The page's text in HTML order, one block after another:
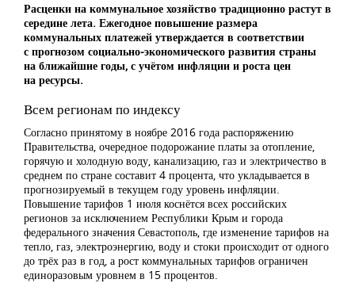
Расценки на коммунальное хозяйство традиционно растут в
середине лета. Ежегодное повышение размера
коммунальных платежей утверждается в соответствии
с прогнозом социально-экономического развития страны
на ближайшие годы, с учётом инфляции и роста цен
на ресурсы.
Всем регионам по индексу
Согласно принятому в ноябре 2016 года распоряжению
Правительства, очередное подорожание платы за отопление,
горячую и холодную воду, канализацию, газ и электричество в
среднем по стране составит 4 процента, что укладывается в
прогнозируемый в текущем году уровень инфляции.
Повышение тарифов 1 июля коснётся всех российских
регионов за исключением Республики Крым и города
федерального значения Севастополь, где изменение тарифов на
тепло, газ, электроэнергию, воду и стоки происходит от одного
до трёх раз в год, а рост коммунальных тарифов ограничен
единоразовым уровнем в 15 процентов.